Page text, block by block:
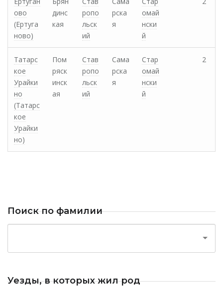
ово
(Ертуга
ново)
динс
кая
ропо
льск
ий
рска
я
омай
нски
й
Татарс
кое
Урайки
но
(Татарс
кое
Урайки
но)
Пом
ряск
инск
ая
Став
ропо
льск
ий
Сама
рска
я
Стар
омай
нски
й
2
Поиск по фамилии
Уезды, в которых жил род